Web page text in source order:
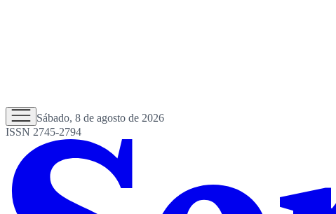
Sábado, 8 de agosto de 2026
ISSN 2745-2794